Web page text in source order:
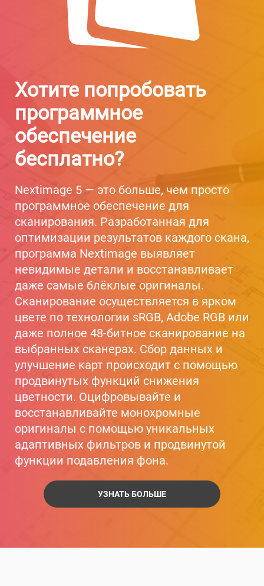
Хотите попробовать
программное
обеспечение
бесплатно?
Nextimage 5 — это больше, чем просто
программное обеспечение для
сканирования. Разработанная для
оптимизации результатов каждого скана,
программа Nextimage выявляет
невидимые детали и восстанавливает
даже самые блёклые оригиналы.
Сканирование осуществляется в ярком
цвете по технологии sRGB, Adobe RGB или
даже полное 48-битное сканирование на
выбранных сканерах. Сбор данных и
улучшение карт происходит с помощью
продвинутых функций снижения
цветности. Оцифровывайте и
восстанавливайте монохромные
оригиналы с помощью уникальных
адаптивных фильтров и продвинутой
функции подавления фона.
УЗНАТЬ БОЛЬШЕ